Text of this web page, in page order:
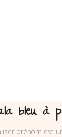
bleu à
prénom est